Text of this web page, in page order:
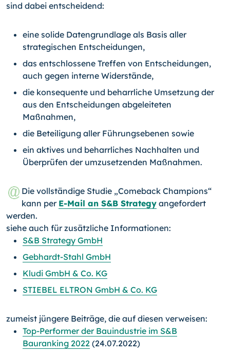
sind dabei entscheidend:
eine solide Datengrundlage als Basis aller
strategischen Entscheidungen,
das entschlossene Treffen von Entscheidungen,
auch gegen interne Widerstände,
die konsequente und beharrliche Umsetzung der
aus den Entscheidungen abgeleiteten
Maßnahmen,
die Beteiligung aller Führungsebenen sowie
ein aktives und beharrliches Nachhalten und
Überprüfen der umzusetzenden Maßnahmen.
Die vollständige Studie „Comeback Champions“
kann per E-Mail an S&B Strategy angefordert
werden.
siehe auch für zusätzliche Informationen:
S&B Strategy GmbH
Gebhardt-Stahl GmbH
Kludi GmbH & Co. KG
STIEBEL ELTRON GmbH & Co. KG
zumeist jüngere Beiträge, die auf diesen verweisen:
Top-Performer der Bauindustrie im S&B
Bauranking 2022 (24.07.2022)